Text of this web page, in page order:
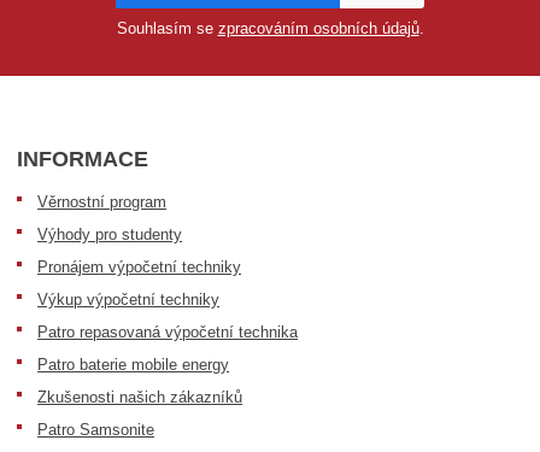
Souhlasím se zpracováním osobních údajů.
INFORMACE
Věrnostní program
Výhody pro studenty
Pronájem výpočetní techniky
Výkup výpočetní techniky
Patro repasovaná výpočetní technika
Patro baterie mobile energy
Zkušenosti našich zákazníků
Patro Samsonite